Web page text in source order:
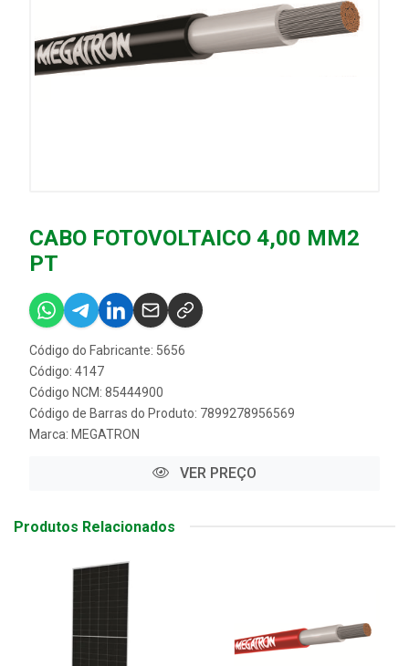
CABO FOTOVOLTAICO 4,00 MM2
PT
Código do Fabricante: 5656
Código: 4147
Código NCM: 85444900
Código de Barras do Produto: 7899278956569
Marca: MEGATRON
VER PREÇO
Produtos Relacionados